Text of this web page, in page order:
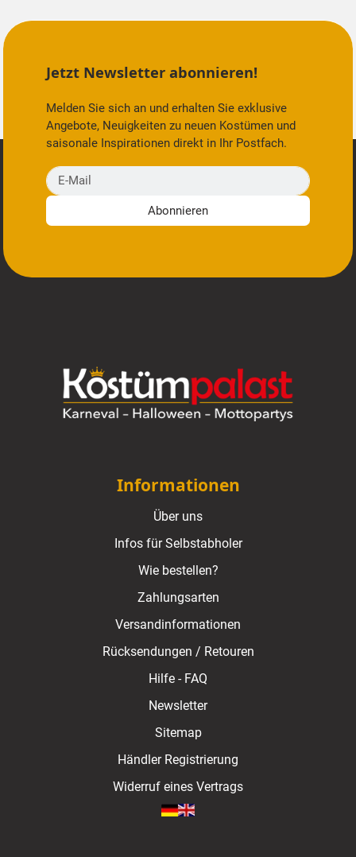
Jetzt Newsletter abonnieren!
Melden Sie sich an und erhalten Sie exklusive
Angebote, Neuigkeiten zu neuen Kostümen und
saisonale Inspirationen direkt in Ihr Postfach.
E-Mail
Abonnieren
Informationen
Über uns
Infos für Selbstabholer
Wie bestellen?
Zahlungsarten
Versandinformationen
Rücksendungen / Retouren
Hilfe - FAQ
Newsletter
Sitemap
Händler Registrierung
Widerruf eines Vertrags